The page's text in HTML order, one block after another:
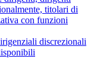
titolari di
con funzioni
discrezionali